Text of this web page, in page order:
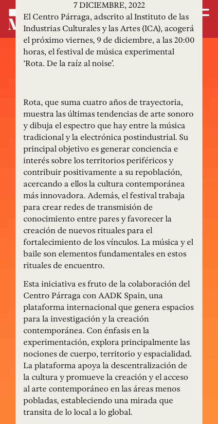
7 DICIEMBRE, 2022
El Centro Párraga, adscrito al Instituto de las
Industrias Culturales y las Artes (ICA), acogerá
el próximo viernes, 9 de diciembre, a las 20:00
horas, el festival de música experimental
‘Rota. De la raíz al noise’.
Rota, que suma cuatro años de trayectoria,
muestra las últimas tendencias de arte sonoro
y dibuja el espectro que hay entre la música
tradicional y la electrónica postindustrial. Su
principal objetivo es generar conciencia e
interés sobre los territorios periféricos y
contribuir positivamente a su repoblación,
acercando a ellos la cultura contemporánea
más innovadora. Además, el festival trabaja
para crear redes de transmisión de
conocimiento entre pares y favorecer la
creación de nuevos rituales para el
fortalecimiento de los vínculos. La música y el
baile son elementos fundamentales en estos
rituales de encuentro.
Esta iniciativa es fruto de la colaboración del
Centro Párraga con AADK Spain, una
plataforma internacional que genera espacios
para la investigación y la creación
contemporánea. Con énfasis en la
experimentación, explora principalmente las
nociones de cuerpo, territorio y espacialidad.
La plataforma apoya la descentralización de
la cultura y promueve la creación y el acceso
al arte contemporáneo en las áreas menos
pobladas, estableciendo una mirada que
transita de lo local a lo global.